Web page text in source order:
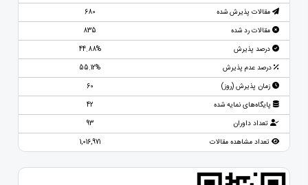
مقالات پذیرش شده
680
مقالات رد شده
835
درصد پذیرش
44.88%
درصد عدم پذیرش
55.12%
زمان پذیرش (روز)
60
پایگاه‌های نمایه شده
42
تعداد داوران
93
تعداد مشاهده مقالات
1,016,971